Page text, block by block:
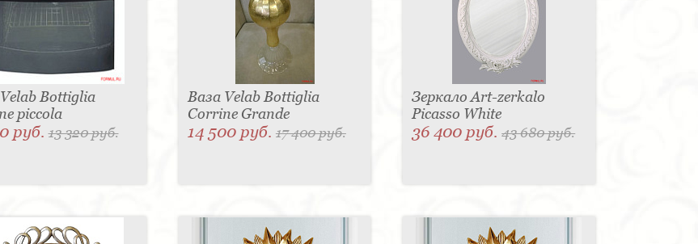
Bottiglia
piccola
руб.13 320 руб.
Ваза Velab Bottiglia
Corrine Grande
14 500 руб. 17 400 руб.
Зеркало Art-zerkalo
Picasso White
36 400 руб.43 680 руб.